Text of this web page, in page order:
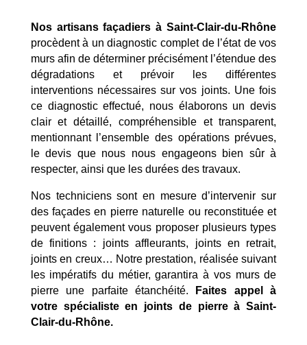
Nos artisans façadiers à Saint-Clair-du-Rhône
procèdent à un diagnostic complet de l’état de vos
murs afin de déterminer précisément l’étendue des
dégradations et prévoir les différentes
interventions nécessaires sur vos joints. Une fois
ce diagnostic effectué, nous élaborons un devis
clair et détaillé, compréhensible et transparent,
mentionnant l’ensemble des opérations prévues,
le devis que nous nous engageons bien sûr à
respecter, ainsi que les durées des travaux.
Nos techniciens sont en mesure d’intervenir sur
des façades en pierre naturelle ou reconstituée et
peuvent également vous proposer plusieurs types
de finitions : joints affleurants, joints en retrait,
joints en creux… Notre prestation, réalisée suivant
les impératifs du métier, garantira à vos murs de
pierre une parfaite étanchéité.
Faites appel à
votre spécialiste en joints de pierre à Saint-
Clair-du-Rhône.
Mentions Légales
Politique de Confidentialité